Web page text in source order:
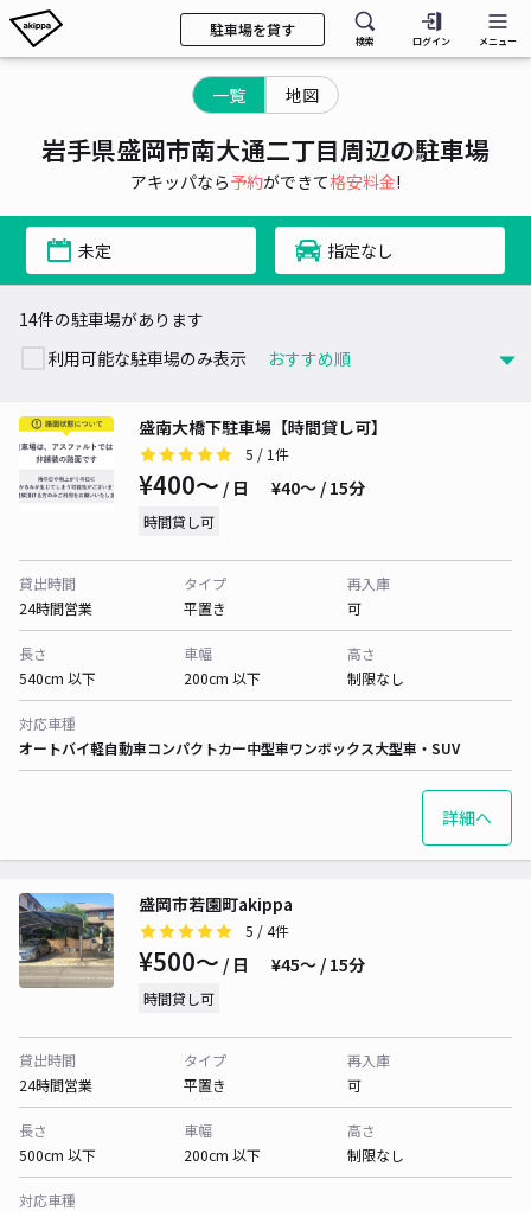
駐車場を貸す
検索 ログイン メニュー
一覧 地図
岩手県盛岡市南大通二丁目周辺の駐車場
アキッパなら予約ができて格安料金!
未定 指定なし
14件の駐車場があります
利用可能な駐車場のみ表示
盛南大橋下駐車場【時間貸し可】
5 / 1件
¥400〜 / 日 ¥40〜 / 15分
時間貸し可
貸出時間
24時間営業
タイプ
平置き
再入庫
可
長さ
540cm 以下
車幅
200cm 以下
高さ
制限なし
対応車種
オートバイ軽自動車コンパクトカー中型車ワンボックス大型車・SUV
詳細へ
盛岡市若園町akippa
5 / 4件
¥500〜 / 日 ¥45〜 / 15分
時間貸し可
貸出時間
24時間営業
タイプ
平置き
再入庫
可
長さ
500cm 以下
車幅
200cm 以下
高さ
制限なし
対応車種